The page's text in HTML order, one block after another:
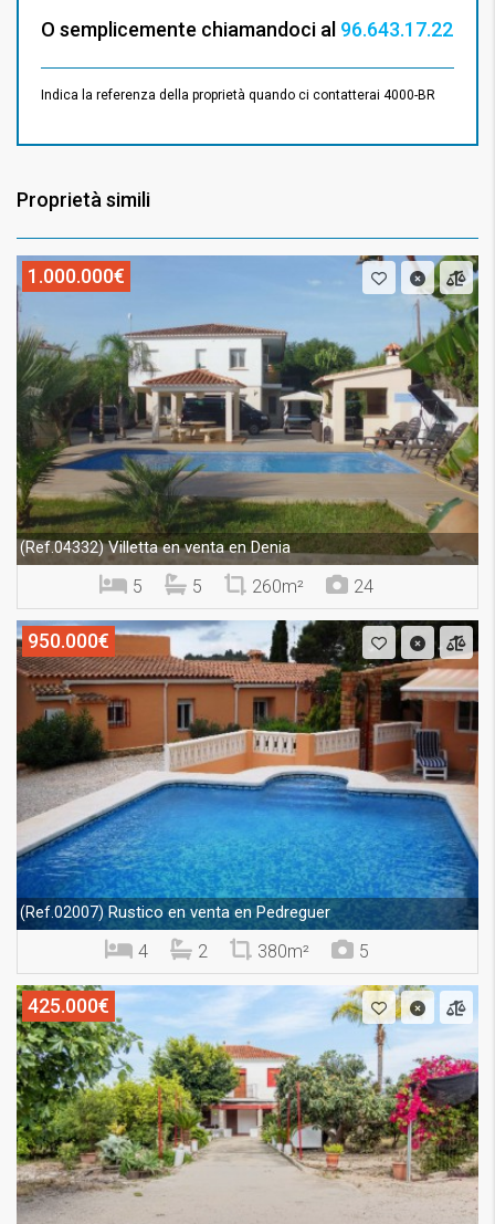
O semplicemente chiamandoci al 96.643.17.22
Indica la referenza della proprietà quando ci contatterai 4000-BR
Proprietà simili
1.000.000€
(Ref.04332)Villetta en venta en Denia
5 5 260m² 24
950.000€
(Ref.02007) Rustico en venta en Pedreguer
4 2 380m² 5
425.000€